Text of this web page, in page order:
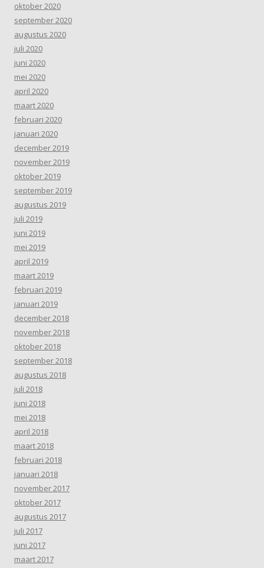
oktober 2020
september 2020
augustus 2020
juli 2020
juni 2020
mei 2020
april 2020
maart 2020
februari 2020
januari 2020
december 2019
november 2019
oktober 2019
september 2019
augustus 2019
juli 2019
juni 2019
mei 2019
april 2019
maart 2019
februari 2019
januari 2019
december 2018
november 2018
oktober 2018
september 2018
augustus 2018
juli 2018
juni 2018
mei 2018
april 2018
maart 2018
februari 2018
januari 2018
november 2017
oktober 2017
augustus 2017
juli 2017
juni 2017
maart 2017